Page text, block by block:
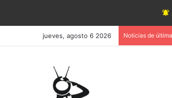
jueves, agosto 6 2026 Noticias de